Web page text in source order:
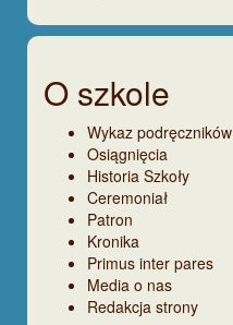
O szkole
Wykaz podręczników
Osiągnięcia
Historia Szkoły
Ceremoniał
Patron
Kronika
Primus inter pares
Media o nas
Redakcja strony